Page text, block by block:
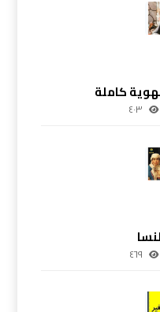
كاملة
٤٠٣
٤٦٩